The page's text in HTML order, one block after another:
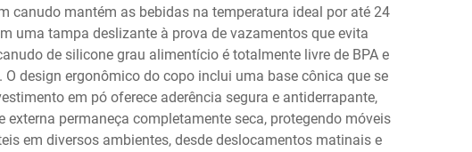
canudo mantém as bebidas na temperatura ideal por até 24
uma tampa deslizante à prova de vazamentos que evita
de silicone grau alimentício é totalmente livre de BPA e
design ergonômico do copo inclui uma base cônica que se
em pó oferece aderência segura e antiderrapante,
permaneça completamente seca, protegendo móveis
em diversos ambientes, desde deslocamentos matinais e